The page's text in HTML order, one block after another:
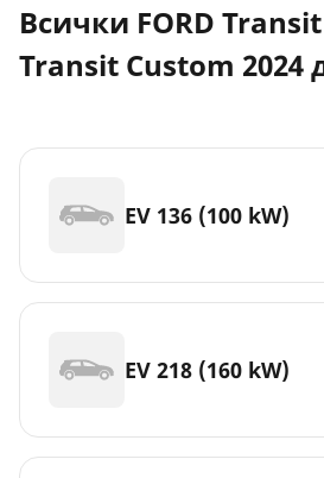
Всички FORD
Transit Custom 2024
EV 136 (100 kW)
EV 218 (160 kW)